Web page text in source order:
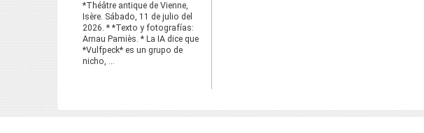
*Théâtre antique de Vienne,
Isère. Sábado, 11 de julio del
2026. * *Texto y fotografías:
Arnau Pamiès. * La IA dice que
*Vulfpeck* es un grupo de
nicho, ...